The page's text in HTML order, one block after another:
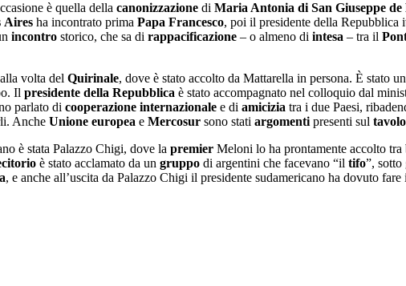
è quella della canonizzazione di Maria Antonia di San Giuseppe de
Aires ha incontrato prima Papa Francesco, poi il presidente della Repubblica
incontro storico, che sa di rappacificazione – o almeno di intesa – tra il
volta del Quirinale, dove è stato accolto da Mattarella in persona. È stato un
Il presidente della Repubblica è stato accompagnato nel colloquio dal
parlato di cooperazione internazionale e di amicizia tra i due Paesi,
Anche Unione europea e Mercosur sono stati argomenti presenti sul tavolo
è stata Palazzo Chigi, dove la premier Meloni lo ha prontamente accolto tra
è stato acclamato da un gruppo di argentini che facevano “il tifo”, sotto
, e anche all’uscita da Palazzo Chigi il presidente sudamericano ha dovuto